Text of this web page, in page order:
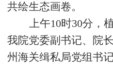
共绘生态画卷。
上午10时30分，
我院党委副书记、院
州海关缉私局党组书